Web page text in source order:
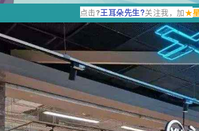
点击?王耳朵先生?关注我，加★